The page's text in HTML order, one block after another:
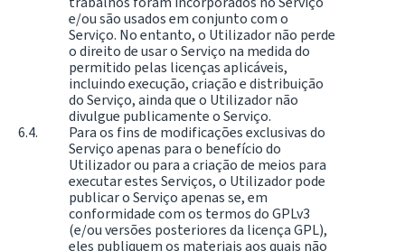
e/ou são usados em conjunto com o
Serviço. No entanto, o Utilizador não perde
o direito de usar o Serviço na medida do
permitido pelas licenças aplicáveis,
incluindo execução, criação e distribuição
do Serviço, ainda que o Utilizador não
divulgue publicamente o Serviço.
Para os fins de modificações exclusivas do
Serviço apenas para o benefício do
Utilizador ou para a criação de meios para
executar estes Serviços, o Utilizador pode
publicar o Serviço apenas se, em
conformidade com os termos do GPLv3
(e/ou versões posteriores da licença GPL),
eles publiquem os materiais aos quais não